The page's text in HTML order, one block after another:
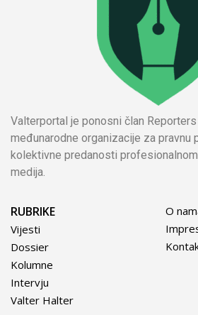
Valterportal je ponosni član Reporters
međunarodne organizacije za pravnu
kolektivne predanosti
medija.
RUBRIKE
Vijesti
Dossier
Kolumne
Intervju
Valter Halter
O